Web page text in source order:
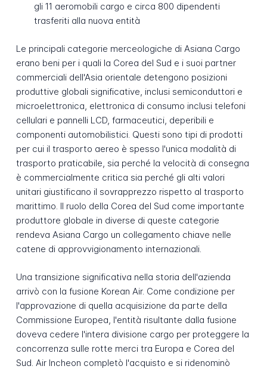
gli 11 aeromobili cargo e circa 800 dipendenti
trasferiti alla nuova entità
Le principali categorie merceologiche di Asiana Cargo
erano beni per i quali la Corea del Sud e i suoi partner
commerciali dell'Asia orientale detengono posizioni
produttive globali significative, inclusi semiconduttori e
microelettronica, elettronica di consumo inclusi telefoni
cellulari e pannelli LCD, farmaceutici, deperibili e
componenti automobilistici. Questi sono tipi di prodotti
per cui il trasporto aereo è spesso l'unica modalità di
trasporto praticabile, sia perché la velocità di consegna
è commercialmente critica sia perché gli alti valori
unitari giustificano il sovrapprezzo rispetto al trasporto
marittimo. Il ruolo della Corea del Sud come importante
produttore globale in diverse di queste categorie
rendeva Asiana Cargo un collegamento chiave nelle
catene di approvvigionamento internazionali.
Una transizione significativa nella storia dell'azienda
arrivò con la fusione Korean Air. Come condizione per
l'approvazione di quella acquisizione da parte della
Commissione Europea, l'entità risultante dalla fusione
doveva cedere l'intera divisione cargo per proteggere la
concorrenza sulle rotte merci tra Europa e Corea del
Sud. Air Incheon completò l'acquisto e si ridenominò